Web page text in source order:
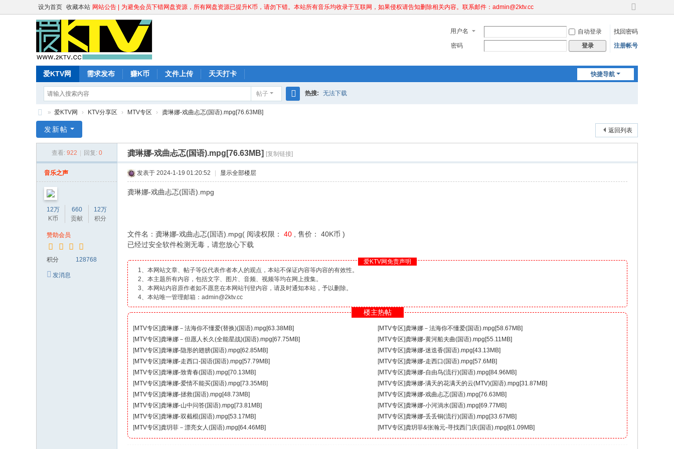
设为首页 收藏本站 网站公告 | 为避免会员下错网盘资源，所有网盘资源已提升K币，请勿下错。本站所有音乐均收录于互联网，如果侵权请告知删除相关内容。联系邮件：admin@2ktv.cc
切
到
宽
用户名 自动登录
找回密码
密码
登录 注册帐号
快捷导航
爱KTV网 需求发布 赚K币 文件上传 天天打卡
帖子 热搜: 无法下载
K
» 爱KTV网 › KTV分享区 › MTV专区 › 龚琳娜-戏曲忐忑(国语).mpg[76.63MB]
返回列表
发新帖
查看: 922 回复: 0 龚琳娜-戏曲忐忑(国语).mpg[76.63MB] [复制链接]
音乐之声
12万
K币
660
贡献
12万
积分
赞助会员
积分 128768
发消息
发表于 2024-1-19 01:20:52 显示全部楼层
龚琳娜-戏曲忐忑(国语).mpg
文件名：龚琳娜-戏曲忐忑(国语).mpg( 阅读权限： 40 , 售价： 40K币 )
已经过安全软件检测无毒，请您放心下载
爱KTV网免责声明
1、本网站文章、帖子等仅代表作者本人的观点，本站不保证内容等内容的有效性。
2、本主题所有内容，包括文字、图片、音频、视频等均在网上搜集。
3、本网站内容原作者如不愿意在本网站刊登内容，请及时通知本站，予以删除。
4、本站唯一管理邮箱：admin@2ktv.cc
楼主热帖
龚琳娜－法海你不懂爱(替换)(国语).mpg[63.38MB]
[MTV专区] 龚琳娜－法海你不懂爱(国语).mpg[58.67MB]
[MTV专区]
龚琳娜－但愿人长久(全能星战)(国语).mpg[67.75MB]
[MTV专区] 龚琳娜-黄河船夫曲(国语).mpg[55.11MB]
[MTV专区]
龚琳娜-隐形的翅膀(国语).mpg[62.85MB]
[MTV专区] 龚琳娜-迷迭香(国语).mpg[43.13MB]
[MTV专区]
龚琳娜-走西口-国语(国语).mpg[57.79MB]
[MTV专区] 龚琳娜-走西口(国语).mpg[57.6MB]
[MTV专区]
龚琳娜-致青春(国语).mpg[70.13MB]
[MTV专区] 龚琳娜-自由鸟(流行)(国语).mpg[84.96MB]
[MTV专区]
龚琳娜-爱情不能买(国语).mpg[73.35MB]
[MTV专区] 龚琳娜-满天的花满天的云(MTV)(国语).mpg[31.87MB]
[MTV专区]
龚琳娜-拯救(国语).mpg[48.73MB]
[MTV专区] 龚琳娜-戏曲忐忑(国语).mpg[76.63MB]
[MTV专区]
龚琳娜-山中问答(国语).mpg[73.81MB]
[MTV专区] 龚琳娜-小河淌水(国语).mpg[69.77MB]
[MTV专区]
龚琳娜-双截棍(国语).mpg[53.17MB]
[MTV专区] 龚琳娜-丢丢铜(流行)(国语).mpg[33.67MB]
[MTV专区]
龚玥菲－漂亮女人(国语).mpg[64.46MB]
[MTV专区] 龚玥菲&张瀚元-寻找西门庆(国语).mpg[61.09MB]
[MTV专区]